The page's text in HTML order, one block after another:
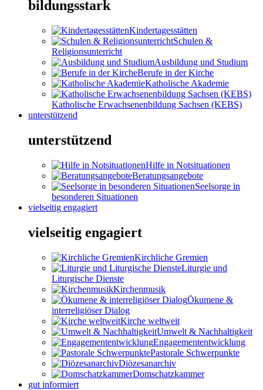
bildungsstark
Kindertagesstätten
Schulen &
Religionsunterricht
Ausbildung und Studium
Berufe in der Kirche
Katholische Akademie
Katholische Erwachsenenbildung Sachsen (KEBS)
unterstützend
unterstützend
Hilfe in Notsituationen
Beratungsangebote
Seelsorge in
besonderen Situationen
vielseitig engagiert
vielseitig engagiert
Kirchliche Gremien
Liturgie und
Liturgische Dienste
Kirchenmusik
Ökumene &
interreligiöser Dialog
Kirche weltweit
Umwelt & Nachhaltigkeit
Engagemententwicklung
Pastorale Schwerpunkte
Diözesanarchiv
Domschatzkammer
gut informiert